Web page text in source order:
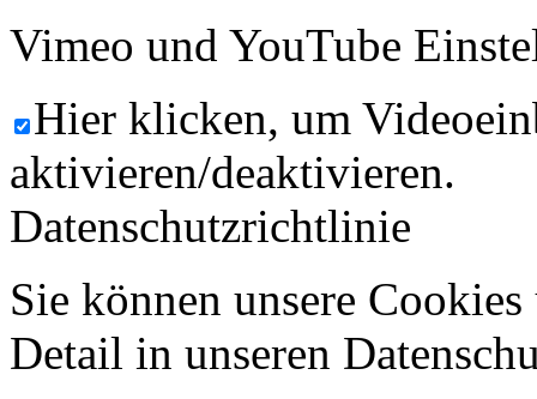
Vimeo und YouTube
Hier klicken, um
aktivieren/deaktivieren.
Datenschutzrichtlinie
Sie können unsere
Detail in unseren